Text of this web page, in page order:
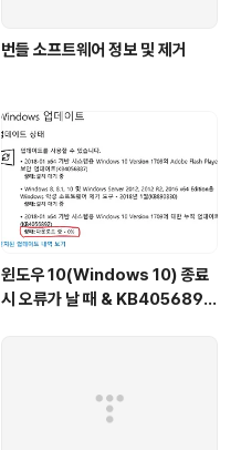
번들 소프트웨어 정보 및 제거
윈도우 10(Windows 10) 종료
시 오류가 날 때 & KB4056892